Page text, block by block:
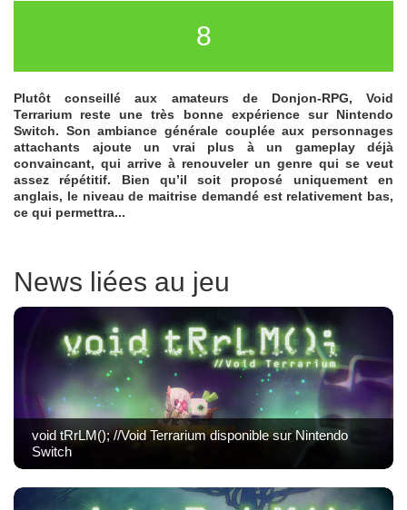
8
Plutôt conseillé aux amateurs de Donjon-RPG, Void
Terrarium reste une très bonne expérience sur Nintendo
Switch. Son ambiance générale couplée aux personnages
attachants ajoute un vrai plus à un gameplay déjà
convaincant, qui arrive à renouveler un genre qui se veut
assez répétitif. Bien qu’il soit proposé uniquement en
anglais, le niveau de maitrise demandé est relativement bas,
ce qui permettra...
News liées au jeu
void tRrLM(); //Void Terrarium disponible sur Nintendo
Switch